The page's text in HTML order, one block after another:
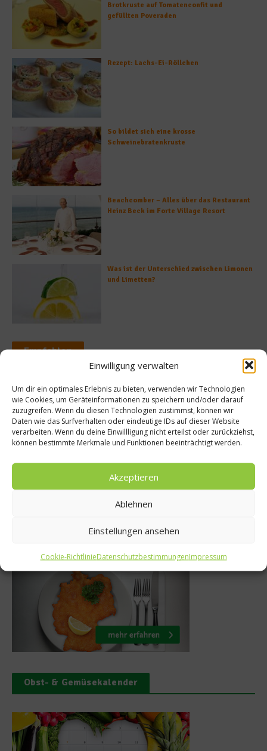
Einwilligung verwalten
Um dir ein optimales Erlebnis zu bieten, verwenden wir Technologien
wie Cookies, um Geräteinformationen zu speichern und/oder darauf
zuzugreifen. Wenn du diesen Technologien zustimmst, können wir
Daten wie das Surfverhalten oder eindeutige IDs auf dieser Website
verarbeiten. Wenn du deine Einwillligung nicht erteilst oder zurückziehst,
können bestimmte Merkmale und Funktionen beeinträchtigt werden.
Akzeptieren
Ablehnen
Einstellungen ansehen
Cookie-RichtlinieDatenschutzbestimmungenImpressum
Brotkruste auf Tomatenconfit und
gefüllten Poveraden
Rezept: Lachs-Ei-Röllchen
So bildet sich eine krosse
Schweinebratenkruste
Beachcomber – Alles über das Restaurant
Heinz Beck im Forte Village Resort
Was ist der Unterschied zwischen Limonen
und Limetten?
Empfohlen
lagert
2014
Rezepte
Schweinebacke
Käse-
9. Juli 2016
Obst- & Gemüsekalender